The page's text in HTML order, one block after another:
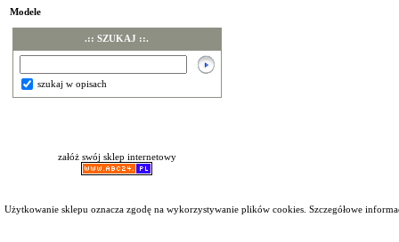
Modele
.:: SZUKAJ ::.
szukaj w opisach
załóż swój sklep internetowy
Użytkowanie sklepu oznacza zgodę na wykorzystywanie plików cookies. Szczegółowe